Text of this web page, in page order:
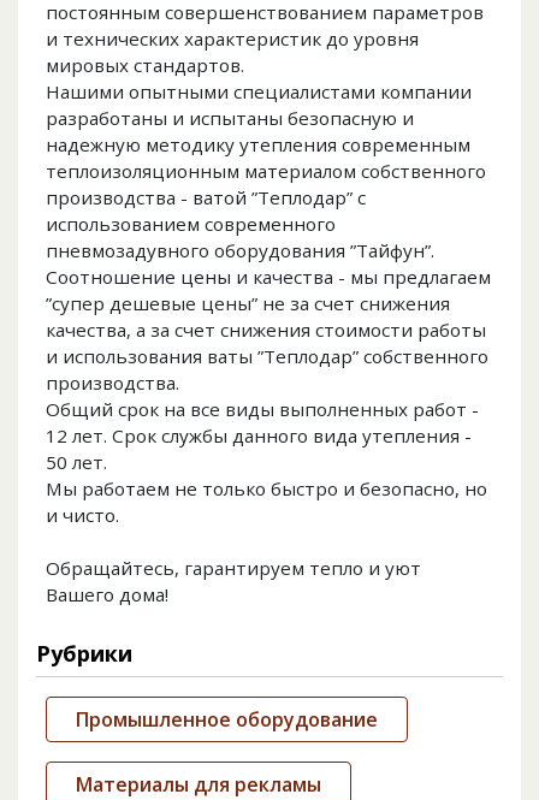
постоянным совершенствованием параметров
и технических характеристик до уровня
мировых стандартов.
Нашими опытными специалистами компании
разработаны и испытаны безопасную и
надежную методику утепления современным
теплоизоляционным материалом собственного
производства - ватой ”Теплодар” с
использованием современного
пневмозадувного оборудования ”Тайфун”.
Соотношение цены и качества - мы предлагаем
”супер дешевые цены” не за счет снижения
качества, а за счет снижения стоимости работы
и использования ваты ”Теплодар” собственного
производства.
Общий срок на все виды выполненных работ -
12 лет. Срок службы данного вида утепления -
50 лет.
Мы работаем не только быстро и безопасно, но
и чисто.
Обращайтесь, гарантируем тепло и уют
Вашего дома!
Рубрики
Промышленное оборудование
Материалы для рекламы